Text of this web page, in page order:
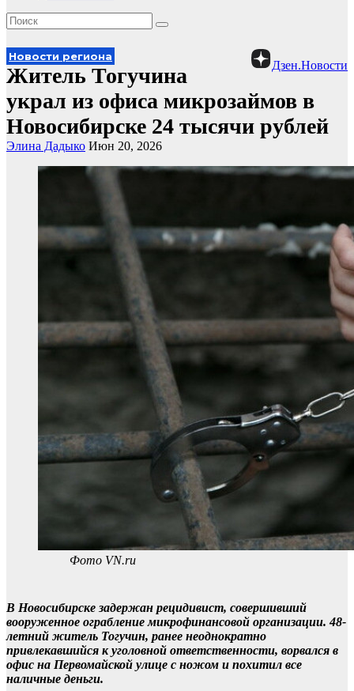
Дзен.Новости
Новости региона
Житель Тогучина
украл из офиса микрозаймов в
Новосибирске 24 тысячи рублей
Элина Дадыко Июн 20, 2026
Фото VN.ru
В Новосибирске задержан рецидивист, совершивший
вооруженное ограбление микрофинансовой организации. 48-
летний житель Тогучин, ранее неоднократно
привлекавшийся к уголовной ответственности, ворвался в
офис на Первомайской улице с ножом и похитил все
наличные деньги.